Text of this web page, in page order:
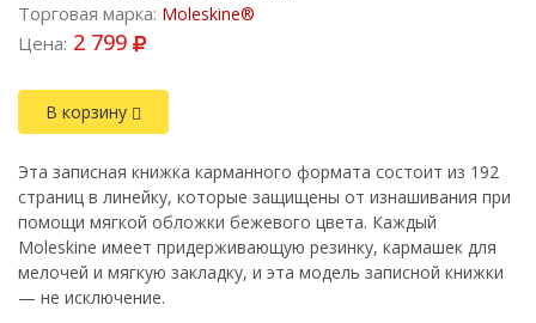
Торговая марка: Moleskine®
Цена: 2 799
В корзину
Эта записная книжка карманного формата состоит из 192
страниц в линейку, которые защищены от изнашивания при
помощи мягкой обложки бежевого цвета. Каждый
Moleskine имеет придерживающую резинку, кармашек для
мелочей и мягкую закладку, и эта модель записной книжки
— не исключение.